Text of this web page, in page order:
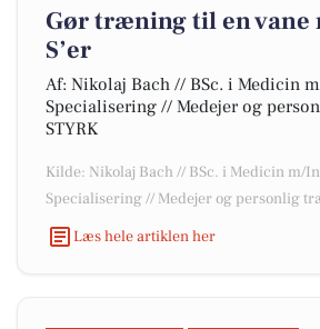
Gør træning til en vane
S’er
Af: Nikolaj Bach // BSc. i Medicin
Specialisering // Medejer og
STYRK
Kilde: Nikolaj Bach // BSc. i Medicin m/
Specialisering // Medejer og personlig
Læs hele artiklen her